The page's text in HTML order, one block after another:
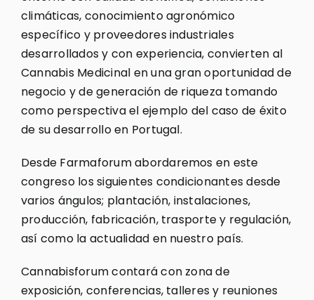
climáticas, conocimiento agronómico
específico y proveedores industriales
desarrollados y con experiencia, convierten al
Cannabis Medicinal en una gran oportunidad de
negocio y de generación de riqueza tomando
como perspectiva el ejemplo del caso de éxito
de su desarrollo en Portugal.
Desde Farmaforum abordaremos en este
congreso los siguientes condicionantes desde
varios ángulos; plantación, instalaciones,
producción, fabricación, trasporte y regulación,
así como la actualidad en nuestro país.
Cannabisforum contará con zona de
exposición, conferencias, talleres y reuniones